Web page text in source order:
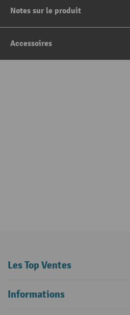
Notes sur le produit
Accessoires
Les Top Ventes
Informations